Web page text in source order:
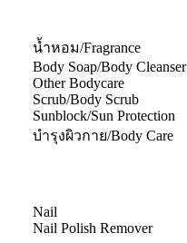
น้ำหอม/Fragrance
Body Soap/Body Cleanser
Other Bodycare
Scrub/Body Scrub
Sunblock/Sun Protection
บำรุงผิวกาย/Body Care
Nail
Nail Polish Remover